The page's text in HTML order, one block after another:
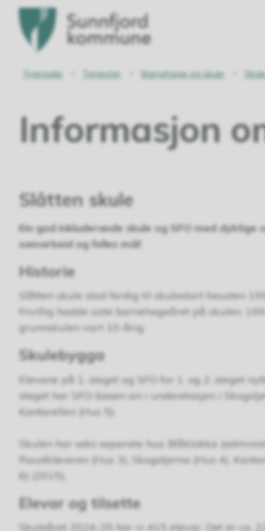
Sunnfjord
kommune
Du
her:
Framsida Tenester Barnehage og skule
Informasjon
Slåtten skule
Ein god inkluderande skule og SFO med
samarbeid og felles mål!
Historie
Slåtten skule stod ferdig til skulestart hausten
frivillig hadde siste barnehageåret på skulen.
grunnskulen vart 10-årig.
Skulebygga
Elevane på 1. steget og SFO for 1. og 2. steget
steget har SFO-basen sin i underetasjen i
Kantarellen (Hus 5).
Skulen har seks separate hus: Blåklokka
Raudkløveren (Hus 3), Skogstjerna (Hus 4).
6) (2015).
Elevar og tilsette
Skuleåret 2024-25 har vi 415 elevar. Det er ca.